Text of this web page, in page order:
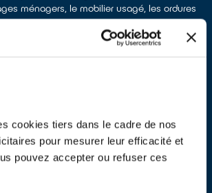
cookies tiers dans le cadre de nos
pour mesurer leur efficacité et
pouvez accepter ou refuser ces
ménagers, le mobilier usagé, les ordures
rendrait impossible leur dépollution et leur
s'offrent à vous :
si vous vous faites livrer un équipement
parfois même sans achat selon la surface de